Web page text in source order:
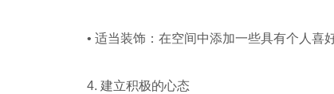
• 适当装饰：在空间中添加一些具有个人喜
4. 建立积极的心态